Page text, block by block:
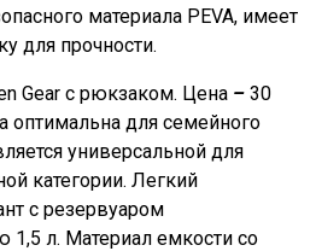
материала PEVA, имеет
для прочности.
Gear с рюкзаком. Цена –30
оптимальна для семейного
универсальной для
категории. Легкий
с резервуаром
1,5 л. Материал емкости со